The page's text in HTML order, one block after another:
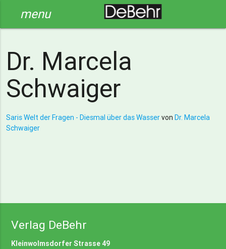
menu
Dr. Marcela
Schwaiger
Saris Welt der Fragen - Diesmal über das Wasservon Dr. Marcela
Schwaiger
Verlag DeBehr
Kleinwolmsdorfer Strasse 49